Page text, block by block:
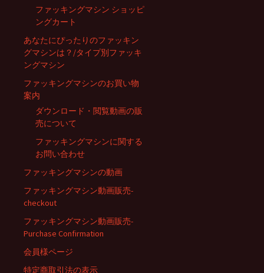
ファッキングマシン ショッピ
ングカート
あなたにぴったりのファッキン
グマシンは？/タイプ別ファッキ
ングマシン
ファッキングマシンのお買い物
案内
ダウンロード・閲覧動画の販
売について
ファッキングマシンに関する
お問い合わせ
ファッキングマシンの動画
ファッキングマシン動画販売-
checkout
ファッキングマシン動画販売-
Purchase Confirmation
会員様ページ
特定商取引法の表示